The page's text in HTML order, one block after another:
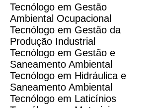
Tecnólogo em Gestão
Ambiental Ocupacional
Tecnólogo em Gestão da
Produção Industrial
Tecnólogo em Gestão e
Saneamento Ambiental
Tecnólogo em Hidráulica e
Saneamento Ambiental
Tecnólogo em Laticínios